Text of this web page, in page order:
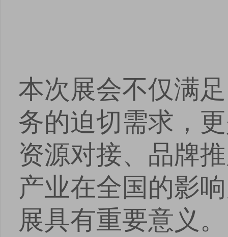
本次展会不仅满
务的迫切需求，
资源对接、品牌
产业在全国的影
展具有重要意义。